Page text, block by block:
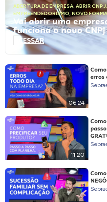
ABERTURA DE EMPRESA, ABRIR CNPJ
EMPREENDEDORISMO, NOVO
Vai abrir uma
funciona o novo
ACESSAR
06:24
erros
11:20